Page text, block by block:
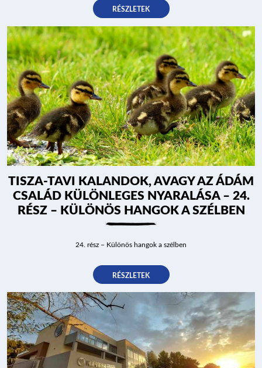
RÉSZLETEK
TISZA-TAVI KALANDOK, AVAGY AZ ÁDÁM
CSALÁD KÜLÖNLEGES NYARALÁSA – 24.
RÉSZ – KÜLÖNÖS HANGOK A SZÉLBEN
24. rész – Különös hangok a szélben
RÉSZLETEK